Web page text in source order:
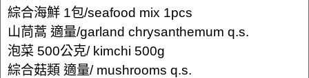
綜合海鮮 1包/seafood mix 1pcs
山茼蒿 適量/garland chrysanthemum q.s.
泡菜 500公克/ kimchi 500g
綜合菇類 適量/ mushrooms q.s.